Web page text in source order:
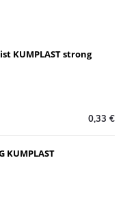
KUMPLAST strong
0,33 €
KUMPLAST